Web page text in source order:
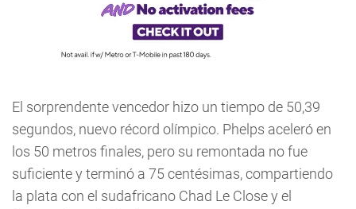
El sorprendente vencedor hizo un tiempo de 50,39
segundos, nuevo récord olímpico. Phelps aceleró en
los 50 metros finales, pero su remontada no fue
suficiente y terminó a 75 centésimas, compartiendo
la plata con el sudafricano Chad Le Close y el